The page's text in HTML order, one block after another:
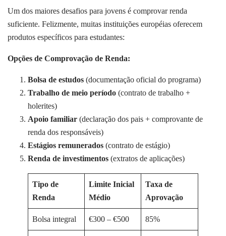
Um dos maiores desafios para jovens é comprovar renda
suficiente. Felizmente, muitas instituições européias oferecem
produtos específicos para estudantes:
Opções de Comprovação de Renda:
Bolsa de estudos (documentação oficial do programa)
Trabalho de meio período (contrato de trabalho +
holerites)
Apoio familiar (declaração dos pais + comprovante de
renda dos responsáveis)
Estágios remunerados (contrato de estágio)
Renda de investimentos (extratos de aplicações)
Tipo de
Renda
Limite Inicial
Médio
Taxa de
Aprovação
Bolsa integral €300 – €500 85%